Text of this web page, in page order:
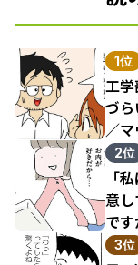
1位
工
づ
／
結果
2位
「
意
です
3位